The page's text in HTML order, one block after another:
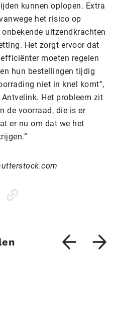
kunnen oplopen. Extra
het risico op
uitzendkrachten
Het zorgt ervoor dat
moeten regelen
hun bestellingen tijdig
niet in knel komt’’,
Het probleem zit
de voorraad, die is er
er nu om dat we het